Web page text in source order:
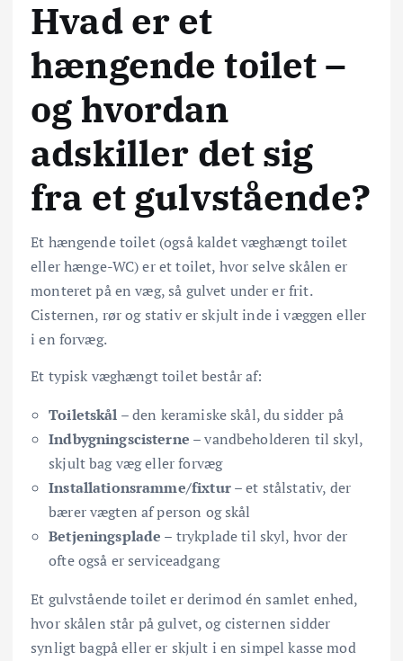
Hvad er et
hængende toilet –
og hvordan
adskiller det sig
fra et gulvstående?
Et hængende toilet (også kaldet væghængt toilet
eller hænge-WC) er et toilet, hvor selve skålen er
monteret på en væg, så gulvet under er frit.
Cisternen, rør og stativ er skjult inde i væggen eller
i en forvæg.
Et typisk væghængt toilet består af:
Toiletskål – den keramiske skål, du sidder på
Indbygningscisterne – vandbeholderen til skyl,
skjult bag væg eller forvæg
Installationsramme/fixtur– et stålstativ, der
bærer vægten af person og skål
Betjeningsplade – trykplade til skyl, hvor der
ofte også er serviceadgang
Et gulvstående toilet er derimod én samlet enhed,
hvor skålen står på gulvet, og cisternen sidder
synligt bagpå eller er skjult i en simpel kasse mod